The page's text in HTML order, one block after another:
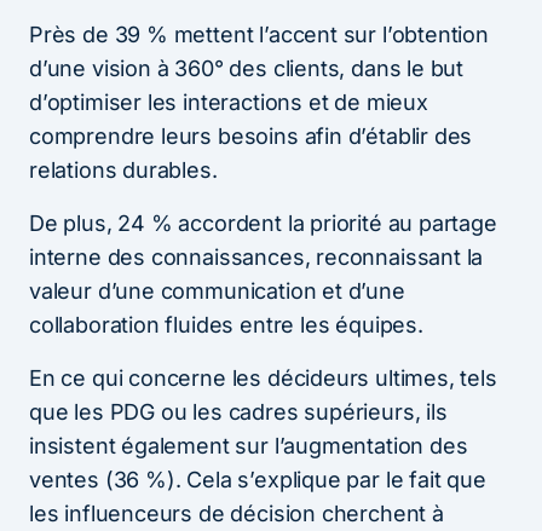
Près de 39 % mettent l’accent sur l’obtention
d’une vision à 360° des clients, dans le but
d’optimiser les interactions et de mieux
comprendre leurs besoins afin d’établir des
relations durables.
De plus, 24 % accordent la priorité au partage
interne des connaissances, reconnaissant la
valeur d’une communication et d’une
collaboration fluides entre les équipes.
En ce qui concerne les décideurs ultimes, tels
que les PDG ou les cadres supérieurs, ils
insistent également sur l’augmentation des
ventes (36 %). Cela s’explique par le fait que
les influenceurs de décision cherchent à